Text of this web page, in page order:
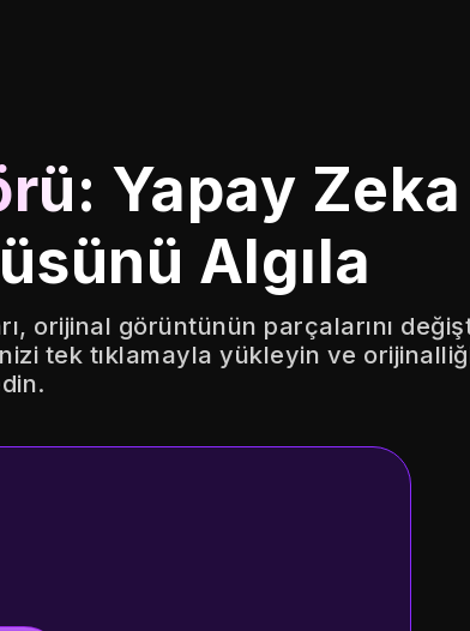
: Yapay
Algıla
orijinal görüntünün parçalarını
tek tıklamayla yükleyin ve